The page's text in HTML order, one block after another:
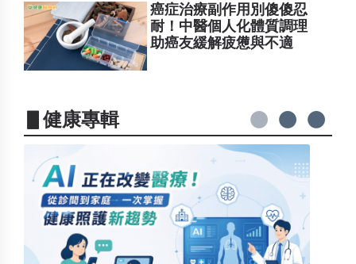
癌症治療副作用別傻傻忍
耐！中醫個人化體質調理
助癌友緩解疲憊與不適
▋健康專輯